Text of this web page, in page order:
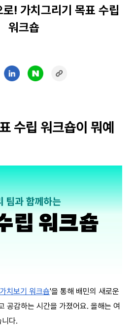
! 가치그리기 목표 수립
워크숍
수립 워크숍이 뭐예
가치보기 워크숍'을 통해 배민의 새로운
공감하는 시간을 가졌어요. 올해는 여
다.